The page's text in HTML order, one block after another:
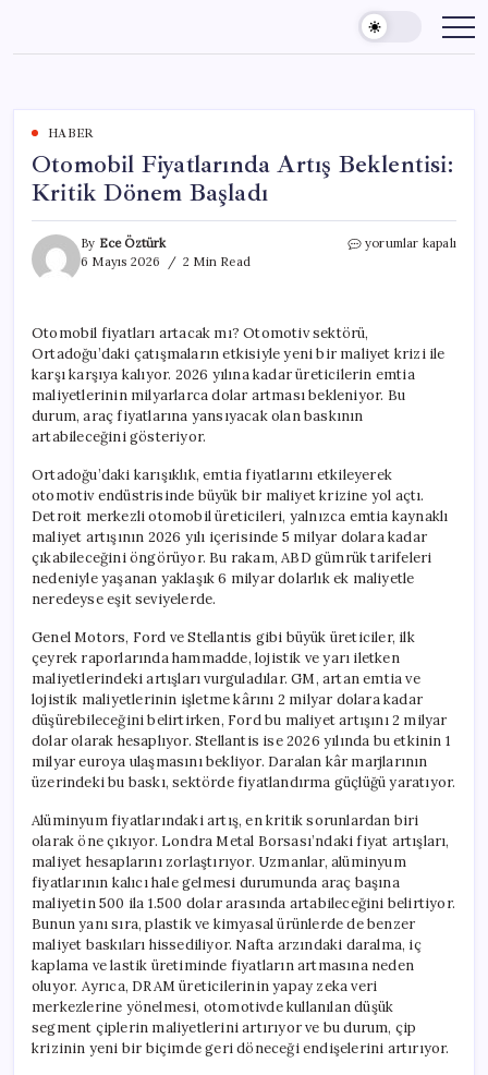
content
HABER
Otomobil Fiyatlarında Artış Beklentisi:
Kritik Dönem Başladı
By Ece Öztürk
6 Mayıs 2026
2 Min Read
Otomobil
Dönem
Başladı
için
yorumlar kapalı
Otomobil fiyatları artacak mı? Otomotiv sektörü,
Ortadoğu’daki çatışmaların etkisiyle yeni bir maliyet krizi ile
karşı karşıya kalıyor. 2026 yılına kadar üreticilerin emtia
maliyetlerinin milyarlarca dolar artması bekleniyor. Bu
durum, araç fiyatlarına yansıyacak olan baskının
artabileceğini gösteriyor.
Ortadoğu’daki karışıklık, emtia fiyatlarını etkileyerek
otomotiv endüstrisinde büyük bir maliyet krizine yol açtı.
Detroit merkezli otomobil üreticileri, yalnızca emtia kaynaklı
maliyet artışının 2026 yılı içerisinde 5 milyar dolara kadar
çıkabileceğini öngörüyor. Bu rakam, ABD gümrük tarifeleri
nedeniyle yaşanan yaklaşık 6 milyar dolarlık ek maliyetle
neredeyse eşit seviyelerde.
Genel Motors, Ford ve Stellantis gibi büyük üreticiler, ilk
çeyrek raporlarında hammadde, lojistik ve yarı iletken
maliyetlerindeki artışları vurguladılar. GM, artan emtia ve
lojistik maliyetlerinin işletme kârını 2 milyar dolara kadar
düşürebileceğini belirtirken, Ford bu maliyet artışını 2 milyar
dolar olarak hesaplıyor. Stellantis ise 2026 yılında bu etkinin 1
milyar euroya ulaşmasını bekliyor. Daralan kâr marjlarının
üzerindeki bu baskı, sektörde fiyatlandırma güçlüğü yaratıyor.
Alüminyum fiyatlarındaki artış, en kritik sorunlardan biri
olarak öne çıkıyor. Londra Metal Borsası’ndaki fiyat artışları,
maliyet hesaplarını zorlaştırıyor. Uzmanlar, alüminyum
fiyatlarının kalıcı hale gelmesi durumunda araç başına
maliyetin 500 ila 1.500 dolar arasında artabileceğini belirtiyor.
Bunun yanı sıra, plastik ve kimyasal ürünlerde de benzer
maliyet baskıları hissediliyor. Nafta arzındaki daralma, iç
kaplama ve lastik üretiminde fiyatların artmasına neden
oluyor. Ayrıca, DRAM üreticilerinin yapay zeka veri
merkezlerine yönelmesi, otomotivde kullanılan düşük
segment çiplerin maliyetlerini artırıyor ve bu durum, çip
krizinin yeni bir biçimde geri döneceği endişelerini artırıyor.